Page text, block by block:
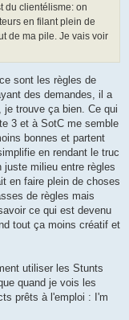
du clientélisme: on
en filant plein de
de ma pile. Je vais voir
sont les règles de
des demandes, il a
trouve ça bien. Ce qui
3 et à SotC me semble
bonnes et partent
en rendant le truc
juste milieu entre règles
en faire plein de choses
de règles mais
ce qui est devenu
tout ça moins créatif et
utiliser les Stunts
quand je vois les
prêts à l'emploi : I'm